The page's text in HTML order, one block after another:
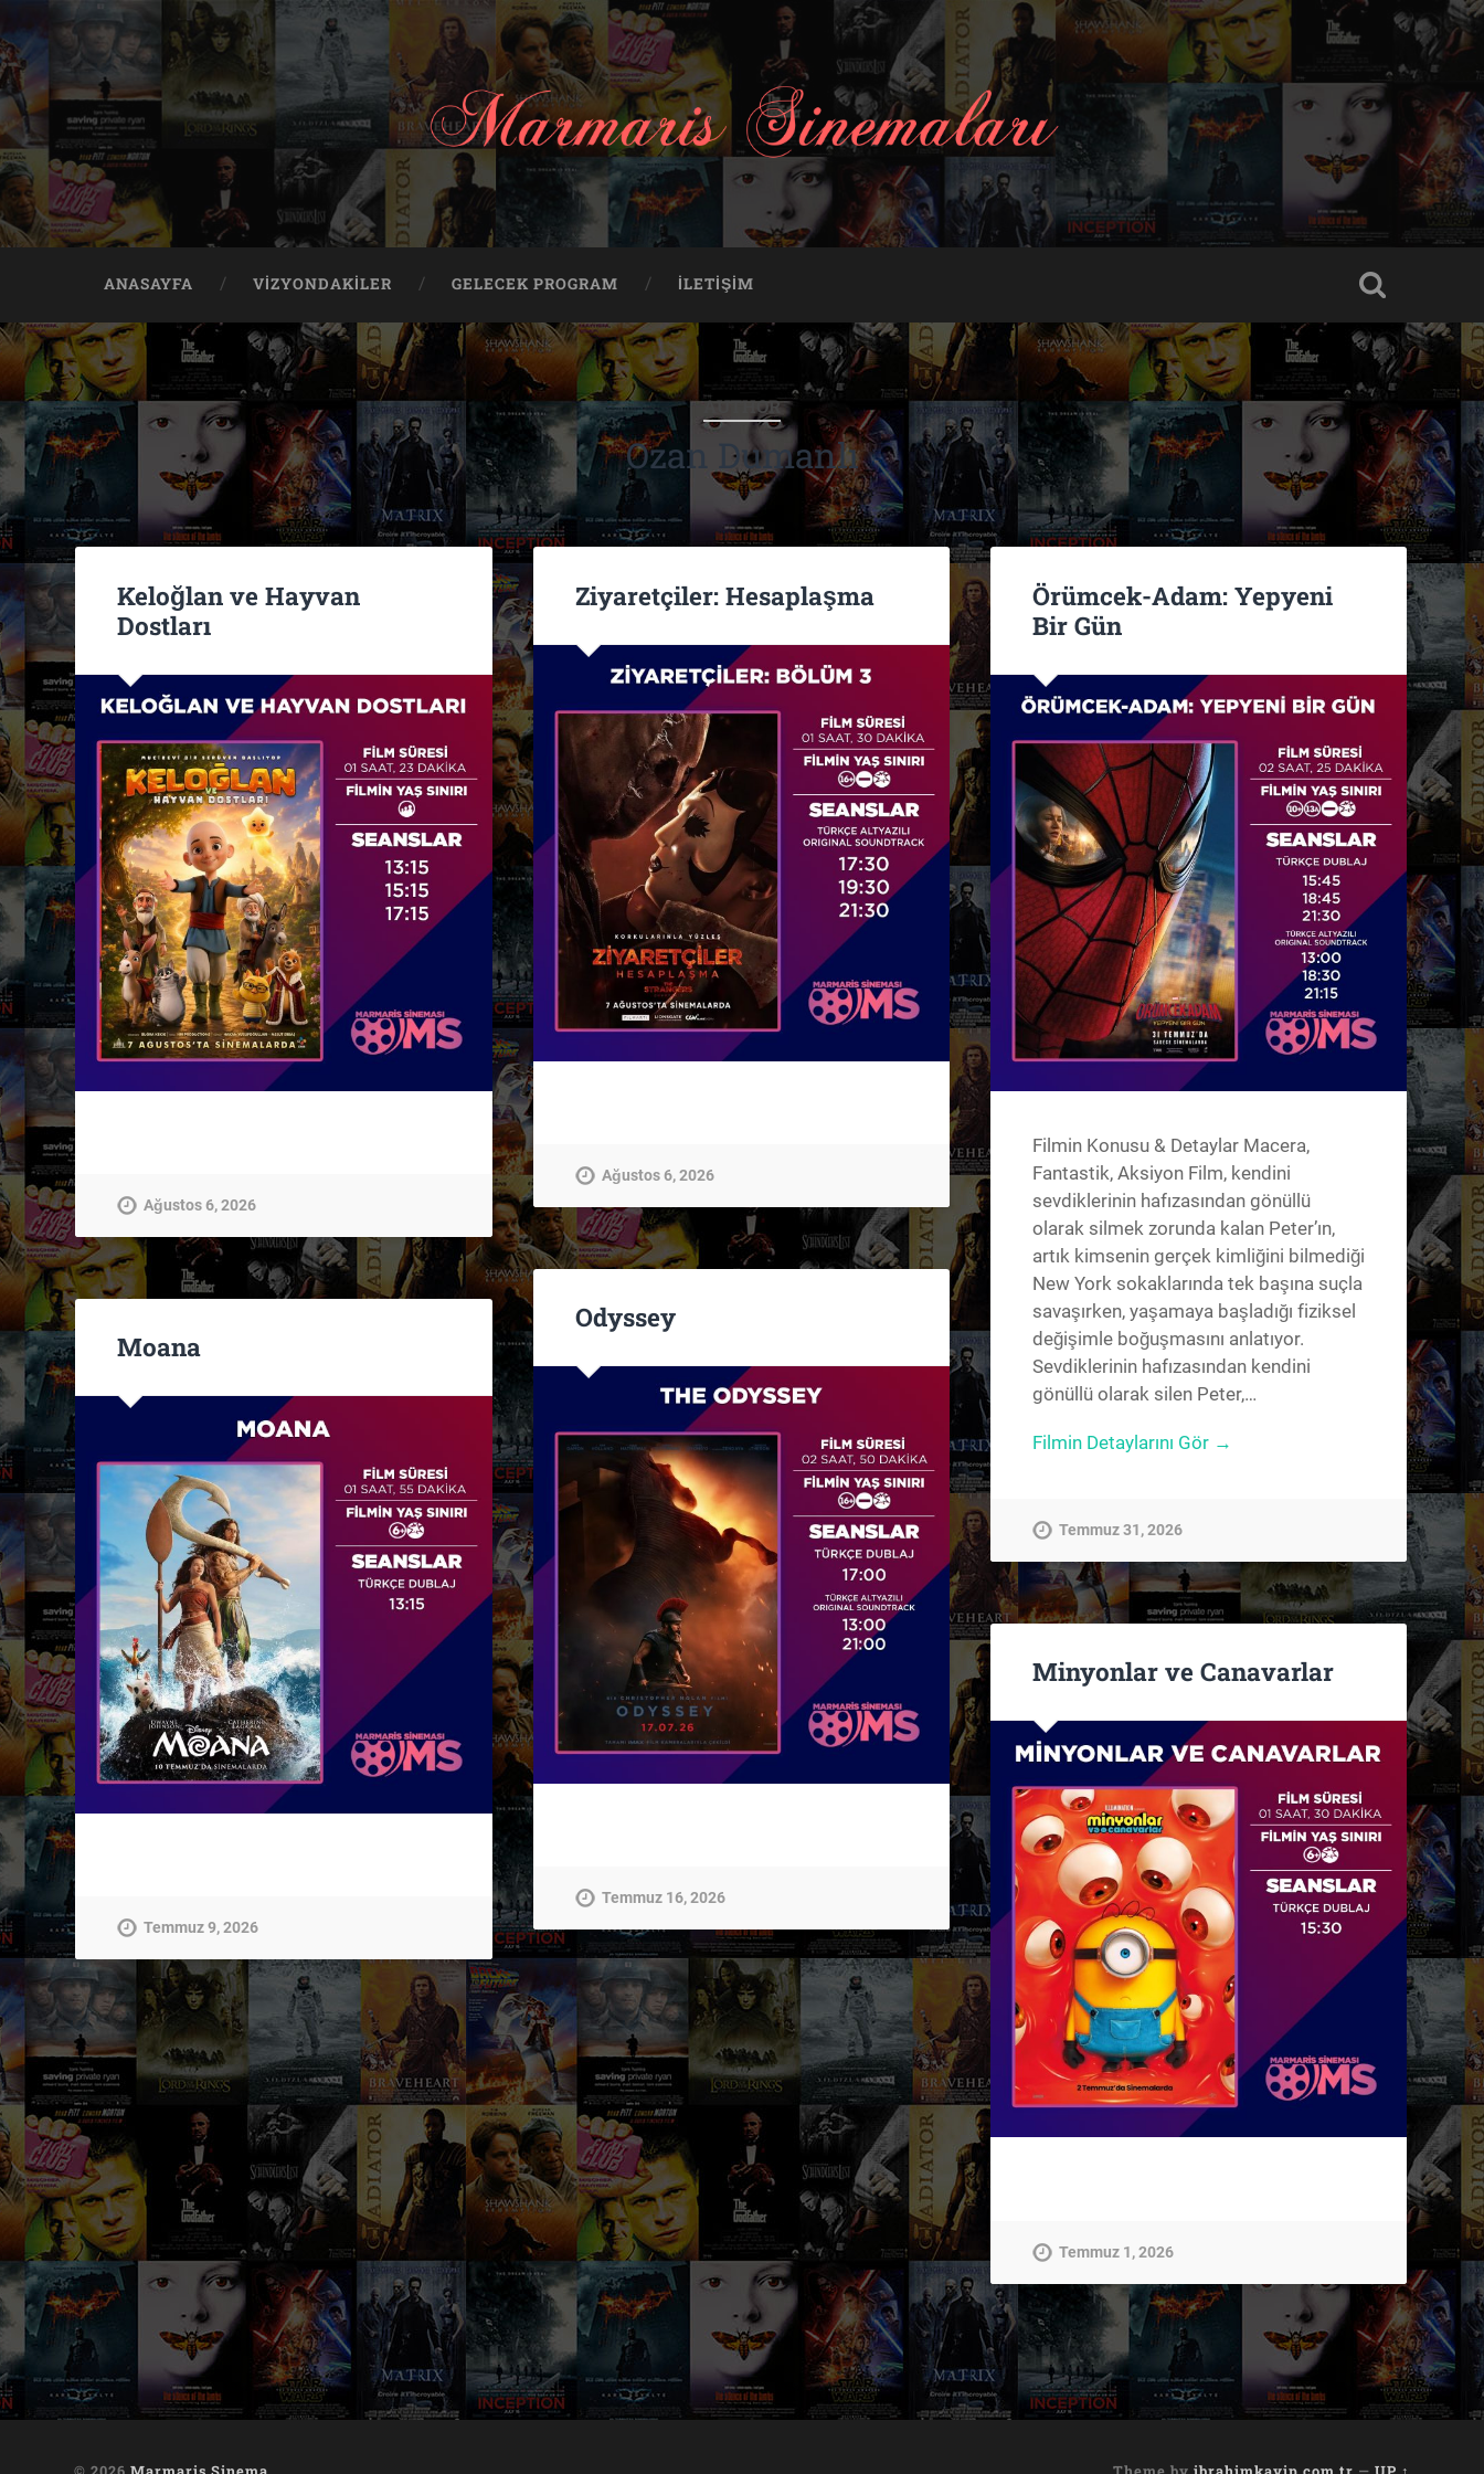
ANASAYFA VIZYONDAKILER GELECEK PROGRAM İLETIŞIM
AUTHOR
Ozan Dumanlı
Keloğlan ve Hayvan
Dostları
Ağustos 6, 2026
Ziyaretçiler: Hesaplaşma
Ağustos 6, 2026
Örümcek-Adam: Yepyeni
Bir Gün
Filmin Konusu & Detaylar Macera,
Fantastik, Aksiyon Film, kendini
sevdiklerinin hafızasından gönüllü
olarak silmek zorunda kalan Peter’ın,
artık kimsenin gerçek kimliğini bilmediği
New York sokaklarında tek başına suçla
savaşırken, yaşamaya başladığı fiziksel
değişimle boğuşmasını anlatıyor.
Sevdiklerinin hafızasından kendini
gönüllü olarak silen Peter,…
Filmin Detaylarını Gör →
Temmuz 31, 2026
Odyssey
Temmuz 16, 2026
Moana
Temmuz 9, 2026
Minyonlar ve Canavarlar
Temmuz 1, 2026